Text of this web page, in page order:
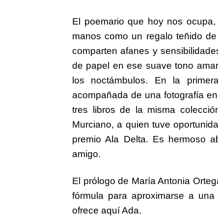
El poemario que hoy nos ocupa,
manos como un regalo teñido
comparten afanes y
de papel en ese suave tono
los noctámbulos. En la
acompañada de una fotografía
tres libros de la misma
Murciano, a quien tuve
premio Ala Delta. Es hermoso
amigo.
El prólogo de María Antonia
fórmula para aproximarse a
ofrece aquí Ada.